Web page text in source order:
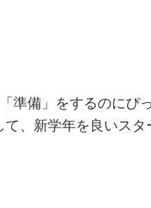
準備」をするのにぴ
て、新学年を良いス